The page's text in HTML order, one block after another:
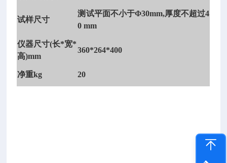
试样尺寸
测试平面不小于Φ30mm,厚度不超过4
0 mm
仪器尺寸(长*宽*
高)mm
360*264*400
净重kg 20
测
仪